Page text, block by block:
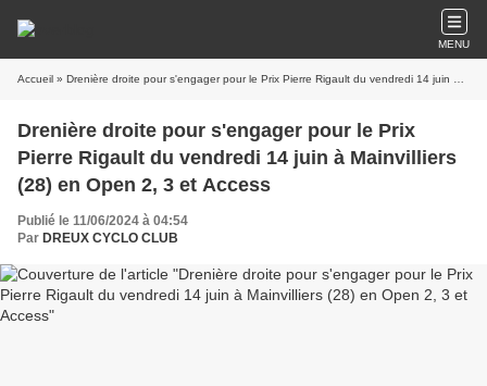
MENU
Accueil » Drenière droite pour s'engager pour le Prix Pierre Rigault du vendredi 14 juin à Mainvilliers (28) en Open 2, 3 et Access
Drenière droite pour s'engager pour le Prix
Pierre Rigault du vendredi 14 juin à Mainvilliers
(28) en Open 2, 3 et Access
Publié le 11/06/2024 à 04:54
Par DREUX CYCLO CLUB